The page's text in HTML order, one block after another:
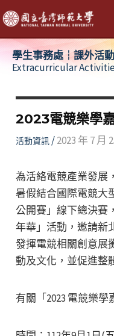
跳
至
主
學生事務處┆課外活
Extracurricular
2023電競樂學
活動資訊/2023 年 7 月
為活絡電競產業發展
暑假結合國際電競大
公開賽」線下總決賽
年華」活動，邀請新
發揮電競相關創意展
動及文化，並促進整
有關「2023 電競樂學